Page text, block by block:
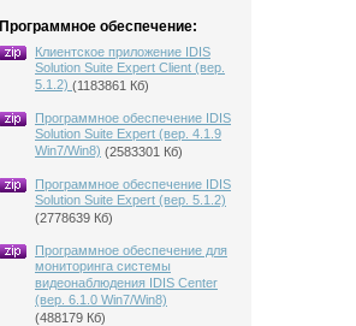
Программное обеспечение:
Клиентское приложение IDIS
Solution Suite Expert Client (вер.
5.1.2) (1183861 Кб)
Программное обеспечение IDIS
Solution Suite Expert (вер. 4.1.9
Win7/Win8) (2583301 Кб)
Программное обеспечение IDIS
Solution Suite Expert (вер. 5.1.2)
(2778639 Кб)
Программное обеспечение для
мониторинга системы
видеонаблюдения IDIS Center
(вер. 6.1.0 Win7/Win8)
(488179 Кб)